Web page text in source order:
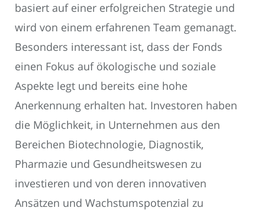
basiert auf einer erfolgreichen Strategie und
wird von einem erfahrenen Team gemanagt.
Besonders interessant ist, dass der Fonds
einen Fokus auf ökologische und soziale
Aspekte legt und bereits eine hohe
Anerkennung erhalten hat. Investoren haben
die Möglichkeit, in Unternehmen aus den
Bereichen Biotechnologie, Diagnostik,
Pharmazie und Gesundheitswesen zu
investieren und von deren innovativen
Ansätzen und Wachstumspotenzial zu